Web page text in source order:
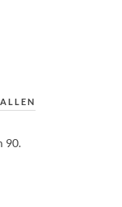
90.